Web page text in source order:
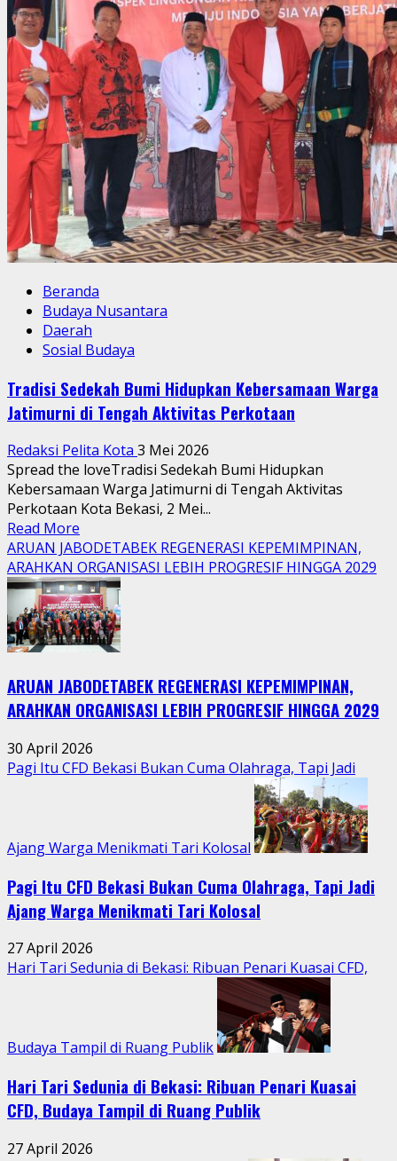
Beranda
Budaya Nusantara
Daerah
Sosial Budaya
Tradisi Sedekah Bumi Hidupkan Kebersamaan Warga
Jatimurni di Tengah Aktivitas Perkotaan
Redaksi Pelita Kota 3 Mei 2026
Spread the loveTradisi Sedekah Bumi Hidupkan
Kebersamaan Warga Jatimurni di Tengah Aktivitas
Perkotaan Kota Bekasi, 2 Mei...
Read More
more
about
Tradisi
Sedekah
Bumi
Hidupkan
Warga
Jatimurni
di
Tengah
Aktivitas
Perkotaan
ARUAN JABODETABEK REGENERASI KEPEMIMPINAN,
ARAHKAN ORGANISASI LEBIH PROGRESIF HINGGA 2029
ARUAN JABODETABEK REGENERASI KEPEMIMPINAN,
ARAHKAN ORGANISASI LEBIH PROGRESIF HINGGA 2029
30 April 2026
Pagi Itu CFD Bekasi Bukan Cuma Olahraga, Tapi Jadi
Ajang Warga Menikmati Tari Kolosal
Pagi Itu CFD Bekasi Bukan Cuma Olahraga, Tapi Jadi
Ajang Warga Menikmati Tari Kolosal
27 April 2026
Hari Tari Sedunia di Bekasi: Ribuan Penari Kuasai CFD,
Budaya Tampil di Ruang Publik
Hari Tari Sedunia di Bekasi: Ribuan Penari Kuasai
CFD, Budaya Tampil di Ruang Publik
27 April 2026